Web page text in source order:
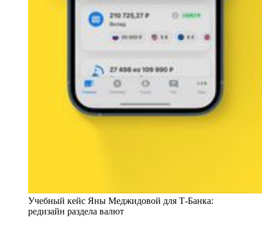
Учебный кейс Яны Меджидовой для Т-Банка:
редизайн раздела валют